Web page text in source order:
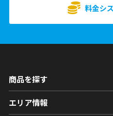
料金シ
商品を探す
エリア情報